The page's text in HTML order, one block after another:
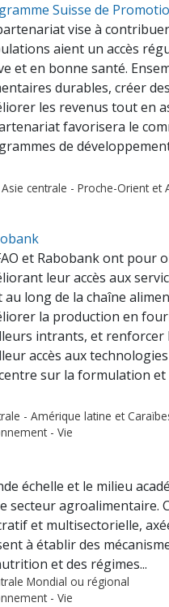
Suisse de
vise à
aient un accès
et en bonne santé.
durables, créer
les revenus tout en
favorisera le
de
centrale - Proche-Orient
et Rabobank ont pour
leur accès aux
long de la chaîne
la production en
intrants, et renforcer
accès aux
sur la formulation
- Amérique latine et
- Vie
échelle et le milieu
agroalimentaire.
et multisectorielle,
à établir des
et des régimes...
Mondial ou régional
- Vie